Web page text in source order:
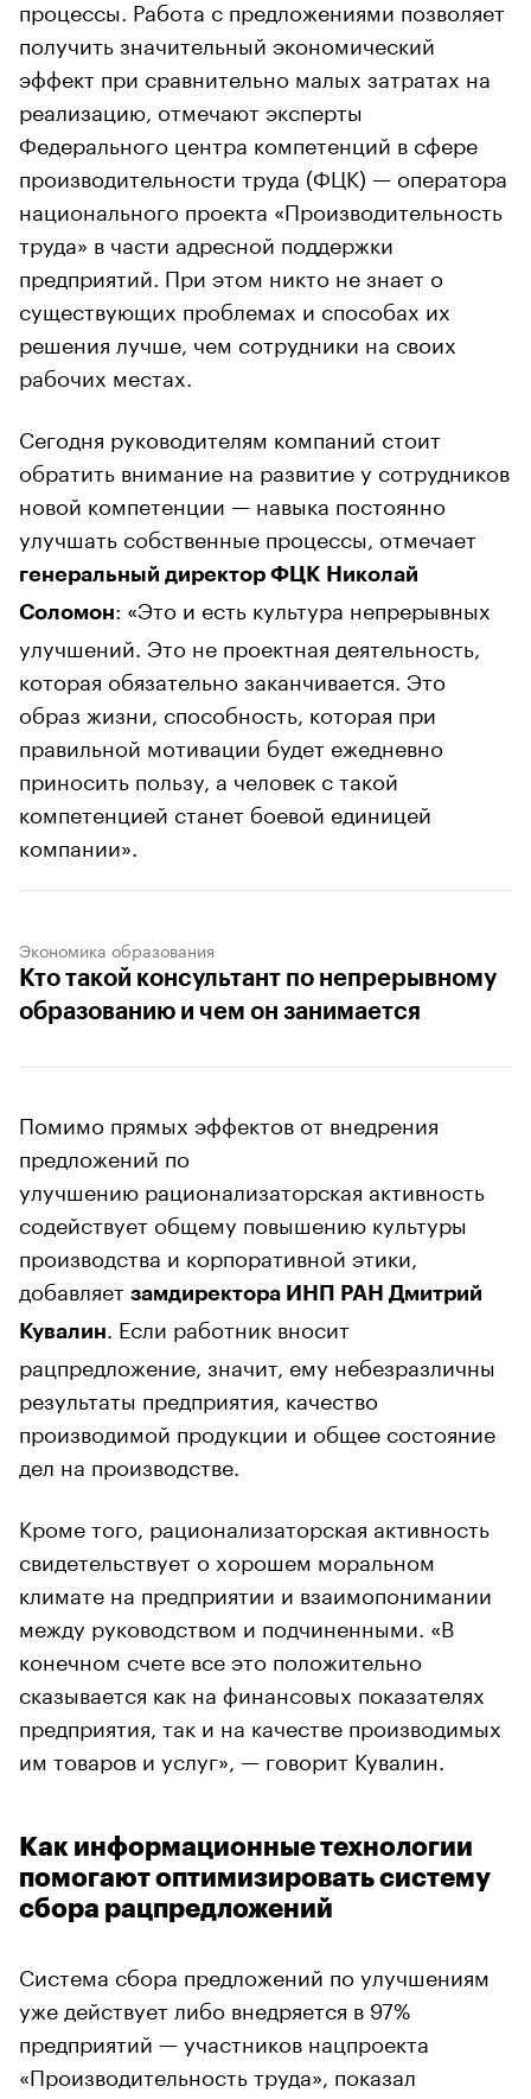
процессы. Работа с предложениями позволяет
получить значительный экономический
эффект при сравнительно малых затратах на
реализацию, отмечают эксперты
Федерального центра компетенций в сфере
производительности труда (ФЦК) — оператора
национального проекта «Производительность
труда» в части адресной поддержки
предприятий. При этом никто не знает о
существующих проблемах и способах их
решения лучше, чем сотрудники на своих
рабочих местах.
Сегодня руководителям компаний стоит
обратить внимание на развитие у сотрудников
новой компетенции — навыка постоянно
улучшать собственные процессы, отмечает
генеральный директор ФЦК Николай
Соломон: «Это и есть культура непрерывных
улучшений. Это не проектная деятельность,
которая обязательно заканчивается. Это
образ жизни, способность, которая при
правильной мотивации будет ежедневно
приносить пользу, а человек с такой
компетенцией станет боевой единицей
компании».
Экономика образования
Кто такой консультант по непрерывному
образованию и чем он занимается
Помимо прямых эффектов от внедрения
предложений по
улучшению рационализаторская активность
содействует общему повышению культуры
производства и корпоративной этики,
добавляет замдиректора ИНП РАН Дмитрий
Кувалин
. Если работник вносит
рацпредложение, значит, ему небезразличны
результаты предприятия, качество
производимой продукции и общее состояние
дел на производстве.
Кроме того, рационализаторская активность
свидетельствует о хорошем моральном
климате на предприятии и взаимопонимании
между руководством и подчиненными. «В
конечном счете все это положительно
сказывается как на финансовых показателях
предприятия, так и на качестве производимых
им товаров и услуг», — говорит Кувалин.
Как информационные технологии
помогают оптимизировать систему
сбора рацпредложений
Система сбора предложений по улучшениям
уже действует либо внедряется в 97%
предприятий — участников нацпроекта
«Производительность труда», показал